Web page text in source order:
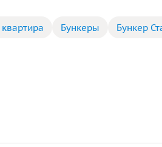
Бункеры Бункер